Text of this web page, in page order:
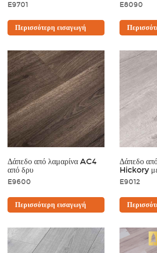
E9701
Περισσότερη εισαγωγή
E8090
Δάπεδο από λαμαρίνα AC4
από δρυ
E9600
Περισσότερη εισαγωγή
Δάπεδο
Hickory
E9012